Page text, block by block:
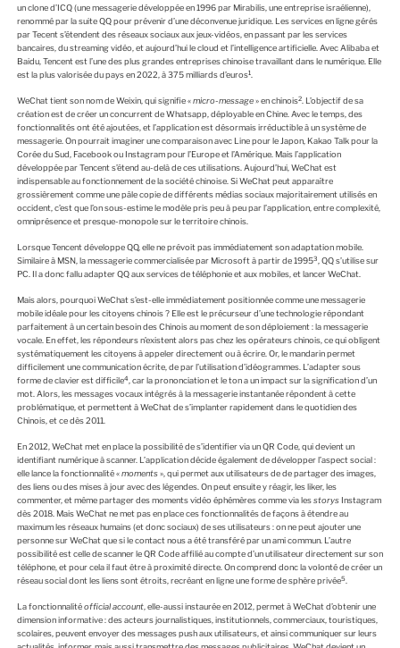
un clone d’ICQ (une messagerie développée en 1996 par Mirabilis, une entreprise israélienne),
renommé par la suite QQ pour prévenir d’une déconvenue juridique. Les services en ligne gérés
par Tecent s’étendent des réseaux sociaux aux jeux-vidéos, en passant par les services
bancaires, du streaming vidéo, et aujourd’hui le cloud et l’intelligence artificielle. Avec Alibaba et
Baidu, Tencent est l’une des plus grandes entreprises chinoise travaillant dans le numérique. Elle
est la plus valorisée du pays en 2022, à 375 milliards d’euros1.
WeChat tient son nom de Weixin, qui signifie «micro-message» en chinois2. L’objectif de sa
création est de créer un concurrent de Whatsapp, déployable en Chine. Avec le temps, des
fonctionnalités ont été ajoutées, et l’application est désormais irréductible à un système de
messagerie. On pourrait imaginer une comparaison avec Line pour le Japon, Kakao Talk pour la
Corée du Sud, Facebook ou Instagram pour l’Europe et l’Amérique. Mais l’application
développée par Tencent s’étend au-delà de ces utilisations. Aujourd’hui, WeChat est
indispensable au fonctionnement de la société chinoise. Si WeChat peut apparaître
grossièrement comme une pâle copie de différents médias sociaux majoritairement utilisés en
occident, c’est que l’on sous-estime le modèle pris peu à peu par l’application, entre complexité,
omniprésence et presque-monopole sur le territoire chinois.
Lorsque Tencent développe QQ, elle ne prévoit pas immédiatement son adaptation mobile.
Similaire à MSN, la messagerie commercialisée par Microsoft à partir de 19953, QQ s’utilise sur
PC. Il a donc fallu adapter QQ aux services de téléphonie et aux mobiles, et lancer WeChat.
Mais alors, pourquoi WeChat s’est-elle immédiatement positionnée comme une messagerie
mobile idéale pour les citoyens chinois ? Elle est le précurseur d’une technologie répondant
parfaitement à un certain besoin des Chinois au moment de son déploiement : la messagerie
vocale. En effet, les répondeurs n’existent alors pas chez les opérateurs chinois, ce qui obligent
systématiquement les citoyens à appeler directement ou à écrire. Or, le mandarin permet
difficilement une communication écrite, de par l’utilisation d’idéogrammes. L’adapter sous
forme de clavier est difficile4, car la prononciation et le ton a un impact sur la signification d’un
mot. Alors, les messages vocaux intégrés à la messagerie instantanée répondent à cette
problématique, et permettent à WeChat de s’implanter rapidement dans le quotidien des
Chinois, et ce dès 2011.
En 2012, WeChat met en place la possibilité de s’identifier via un QR Code, qui devient un
identifiant numérique à scanner. L’application décide également de développer l’aspect social :
elle lance la fonctionnalité «moments», qui permet aux utilisateurs de de partager des images,
des liens ou des mises à jour avec des légendes. On peut ensuite y réagir, les liker, les
commenter, et même partager des moments vidéo éphémères comme via lesstorysInstagram
dès 2018. Mais WeChat ne met pas en place ces fonctionnalités de façons à étendre au
maximum les réseaux humains (et donc sociaux) de ses utilisateurs : on ne peut ajouter une
personne sur WeChat que si le contact nous a été transféré par un ami commun. L’autre
possibilité est celle de scanner le QR Code affilié au compte d’un utilisateur directement sur son
téléphone, et pour cela il faut être à proximité directe. On comprend donc la volonté de créer un
réseau social dont les liens sont étroits, recréant en ligne une forme de sphère privée5.
La fonctionnalitéofficial account, elle-aussi instaurée en 2012, permet à WeChat d’obtenir une
dimension informative : des acteurs journalistiques, institutionnels, commerciaux, touristiques,
scolaires, peuvent envoyer des messages push aux utilisateurs, et ainsi communiquer sur leurs